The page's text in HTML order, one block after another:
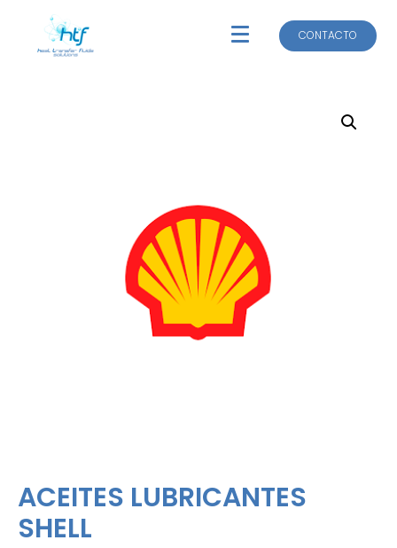
CONTACTO
ACEITES LUBRICANTES
SHELL